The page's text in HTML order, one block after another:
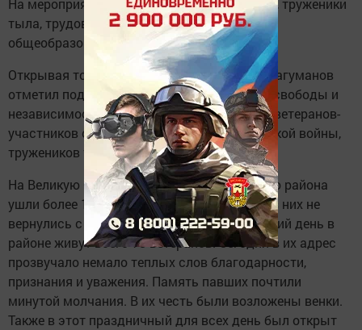
На мероприятии приняли участие ветераны, труженики
тыла, трудовые коллективы, учащиеся
общеобразовательных школ.
Открывая торжество глава района Тимур Нагуманов
отметил подвиги советских солдат во имя свободы и
независимости Родины, горячо поздравил ветеранов-
участников самой кровопролитной и жестокой войны,
тружеников тыла с днём Победы.
На Великую Отечественную войну из нашего района
ушли более 14 тысяч человек, более 7000 из них не
вернулись с полей сражений. На сегодняшний день в
районе живут всего 78 ветеранов. Сегодня в их адрес
прозвучало немало теплых слов благодарности,
признания и уважения. Память павших почтили
минутой молчания. В их честь были возложены венки.
Также в этот праздничный для всех день был открыт